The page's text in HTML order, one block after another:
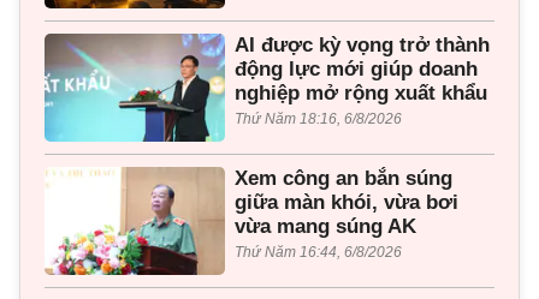
AI được kỳ vọng trở thành
động lực mới giúp doanh
nghiệp mở rộng xuất khẩu
Thứ Năm 18:16, 6/8/2026
Xem công an bắn súng
giữa màn khói, vừa bơi
vừa mang súng AK
Thứ Năm 16:44, 6/8/2026